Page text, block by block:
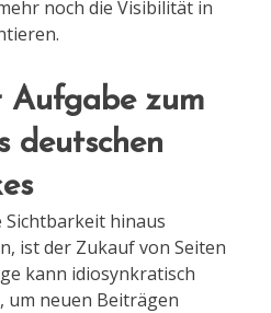
noch die Visibilität in
Aufgabe zum
deutschen
Sichtbarkeit hinaus
ist der Zukauf von Seiten
kann idiosynkratisch
neuen Beiträgen